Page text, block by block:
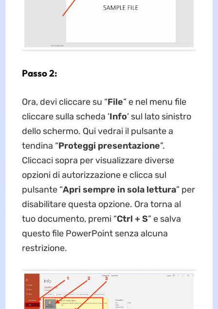
Passo 2:
Ora, devi cliccare su “File” e nel menu file
cliccare sulla scheda ‘Info’ sul lato sinistro
dello schermo. Qui vedrai il pulsante a
tendina “Proteggi presentazione”.
Cliccaci sopra per visualizzare diverse
opzioni di autorizzazione e clicca sul
pulsante “Apri sempre in sola lettura” per
disabilitare questa opzione. Ora torna al
tuo documento, premi “Ctrl + S” e salva
questo file PowerPoint senza alcuna
restrizione.